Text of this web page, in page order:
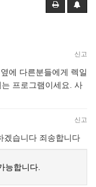
신고
에 다른분들에게 렉일
프로그램이세요. 사
신고
겠습니다 죄송합니다
능합니다.